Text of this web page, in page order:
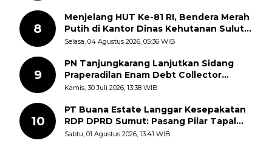
8
Menjelang HUT Ke-81 RI, Bendera Merah
Putih di Kantor Dinas Kehutanan Sulut
Disorot Warga
Selasa, 04 Agustus 2026, 05:36 WIB
9
PN Tanjungkarang Lanjutkan Sidang
Praperadilan Enam Debt Collector
dengan Pemeriksaan Saksi
Kamis, 30 Juli 2026, 13:38 WIB
10
PT Buana Estate Langgar Kesepakatan
RDP DPRD Sumut: Pasang Pilar Tapal
Batas Sepihak Tanpa Libatkan
Sabtu, 01 Agustus 2026, 13:41 WIB